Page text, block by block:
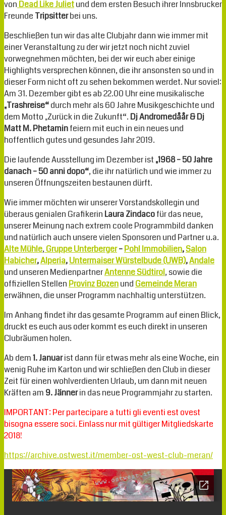
von Dead Like Julietund dem ersten Besuch ihrer Innsbrucker
Freunde Tripsitterbei uns.
Beschließen tun wir das alte Clubjahr dann wie immer mit
einer Veranstaltung zu der wir jetzt noch nicht zuviel
vorwegnehmen möchten, bei der wir euch aber einige
Highlights versprechen können, die ihr ansonsten so und in
dieser Form nicht oft zu sehen bekommen werdet. Nur soviel:
Am 31. Dezember gibt es ab 22.00 Uhr eine musikalische
„Trashreise“durch mehr als 60 Jahre Musikgeschichte und
dem Motto „Zurück in die Zukunft“. Dj Andromedåår & Dj
Matt M. Phetaminfeiern mit euch in ein neues und
hoffentlich gutes und gesundes Jahr 2019.
Die laufende Ausstellung im Dezember ist „1968 – 50 Jahre
danach – 50 anni dopo“, die ihr natürlich und wie immer zu
unseren Öffnungszeiten bestaunen dürft.
Wie immer möchten wir unserer Vorstandskollegin und
überaus genialen Grafikerin Laura Zindacofür das neue,
unserer Meinung nach extrem coole Programmbild danken
und natürlich auch unsere vielen Sponsoren und Partner u.a.
Alte Mühle,Gruppe Unterberger–Pohl Immobilien,Salon
Habicher,Alperia,Untermaiser Würstelbude (UWB),Andale
und unseren MedienpartnerAntenne Südtirol, sowie die
offiziellen Stellen Provinz Bozenund Gemeinde Meran
erwähnen, die unser Programm nachhaltig unterstützen.
Im Anhang findet ihr das gesamte Programm auf einen Blick,
druckt es euch aus oder kommt es euch direkt in unseren
Clubräumen holen.
Ab dem1. Januarist dann für etwas mehr als eine Woche, ein
wenig Ruhe im Karton und wir schließen den Club in dieser
Zeit für einen wohlverdienten Urlaub, um dann mit neuen
Kräften am 9. Jännerin das neue Programmjahr zu starten.
IMPORTANT: Per partecipare a tutti gli eventi est ovest
bisogna essere soci. Einlass nur mit gültiger Mitgliedskarte
2018!
https://archive.ostwest.it/member-ost-west-club-meran/